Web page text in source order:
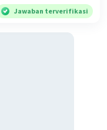
(7-2-2020), Komisi
jumlah kematian
untuk
Jawaban terverifikasi